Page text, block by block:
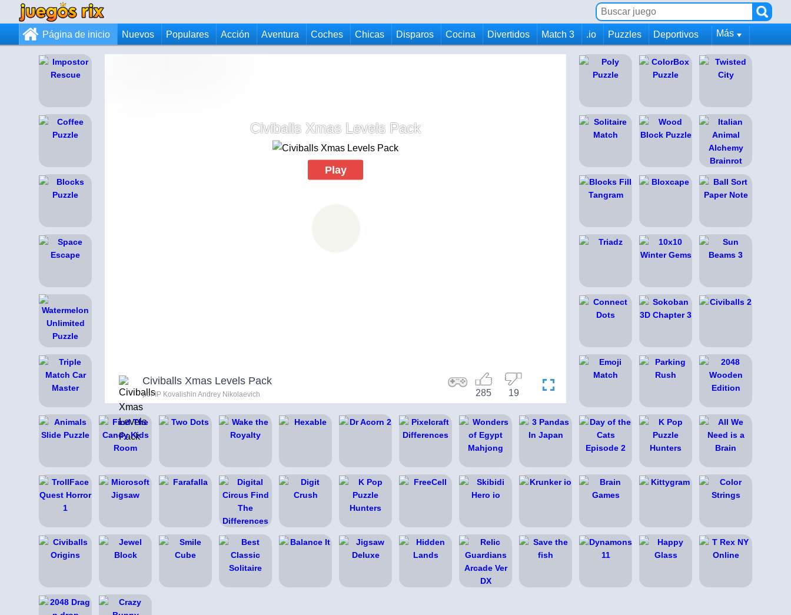
Página de inicio Nuevos Populares Acción Aventura Coches Chicas Disparos Cocina Divertidos Match 3 .io Puzzles Deportivos Más
Civiballs Xmas Levels Pack
Play
Civiballs Xmas Levels Pack
por IP Kovalishin Andrey Nikolaevich 19
285